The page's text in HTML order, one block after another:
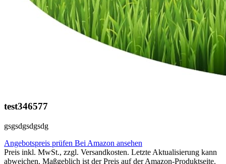
test346577
gsgsdgsdgsdg
Angebotspreis prüfen Bei Amazon ansehen
Preis inkl. MwSt., zzgl. Versandkosten. Letzte Aktualisierung kann
abweichen. Maßgeblich ist der Preis auf der Amazon-Produktseite.